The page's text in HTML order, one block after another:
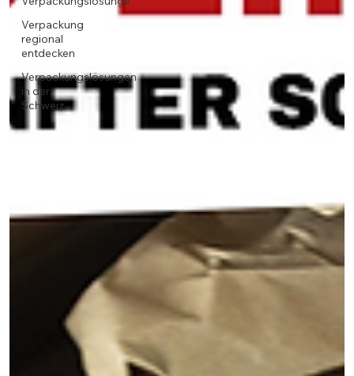
Verpackung
regional
entdecken
Verpackungslösungen
in der
Schweiz